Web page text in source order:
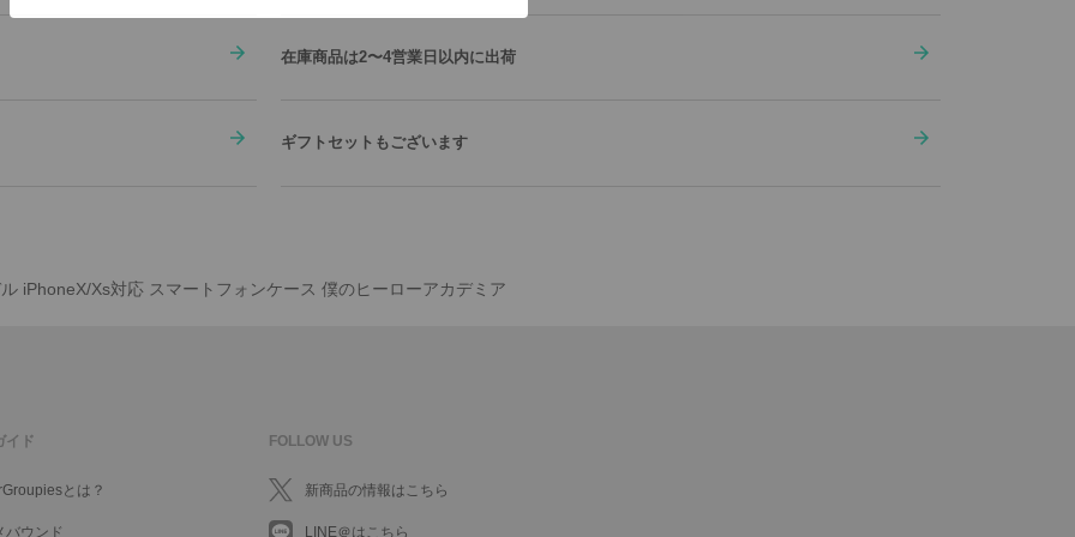
在庫商品は2〜4営業日以内に出荷
ギフトセットもございます
iPhoneX/Xs対応 スマートフォンケース 僕のヒーローアカデミア
イド
とは？
バウンド
FOLLOW US
新商品の情報はこちら
LINE＠はこちら